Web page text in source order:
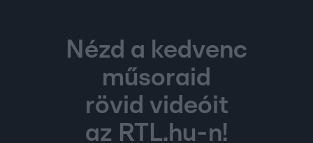
Nézd a kedvenc
műsoraid
rövid videóit
az RTL.hu-n!